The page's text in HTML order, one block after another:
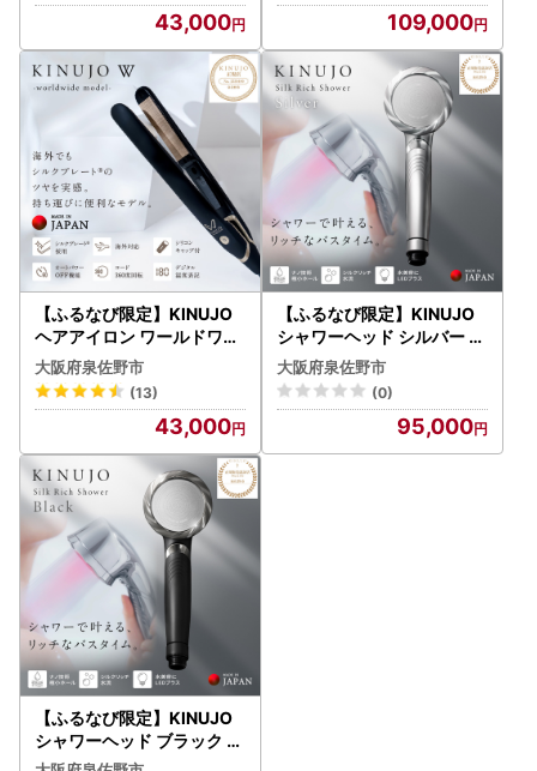
43,000 109,000
【ふるなび限定】KINUJO
ヘアアイロン ワールドワイ
ドモデル ブラック 国内製造
FN-Limited-PR
大阪府泉佐野市
(13)
43,000
【ふるなび限定】KINUJO
シャワーヘッド シルバー Si
lk rich shower FN-Limited
-PR
大阪府泉佐野市
(0)
95,000
【ふるなび限定】KINUJO
シャワーヘッド ブラック Si
lk rich shower FN-Limited